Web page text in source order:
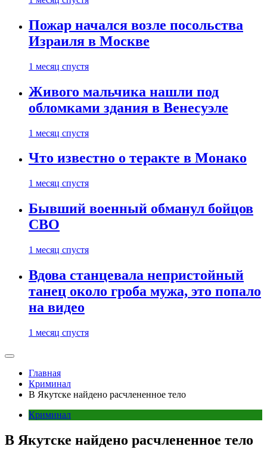
Пожар начался возле посольства
Израиля в Москве
1 месяц спустя
Живого мальчика нашли под
обломками здания в Венесуэле
1 месяц спустя
Что известно о теракте в Монако
1 месяц спустя
Бывший военный обманул бойцов
СВО
1 месяц спустя
Вдова станцевала непристойный
танец около гроба мужа, это попало
на видео
1 месяц спустя
Главная
Криминал
В Якутске найдено расчлененное тело
Криминал
В Якутске найдено расчлененное тело